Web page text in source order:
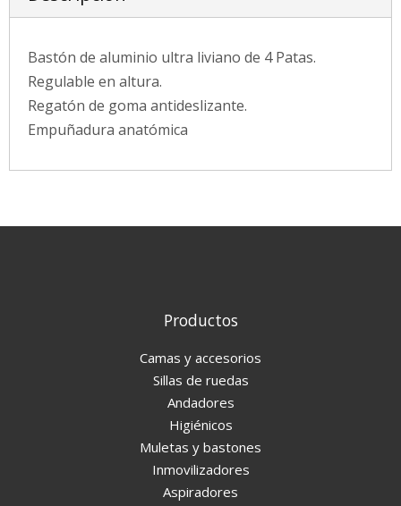
Bastón de aluminio ultra liviano de 4 Patas.
Regulable en altura.
Regatón de goma antideslizante.
Empuñadura anatómica
Productos
Camas y accesorios
Sillas de ruedas
Andadores
Higiénicos
Muletas y bastones
Inmovilizadores
Aspiradores